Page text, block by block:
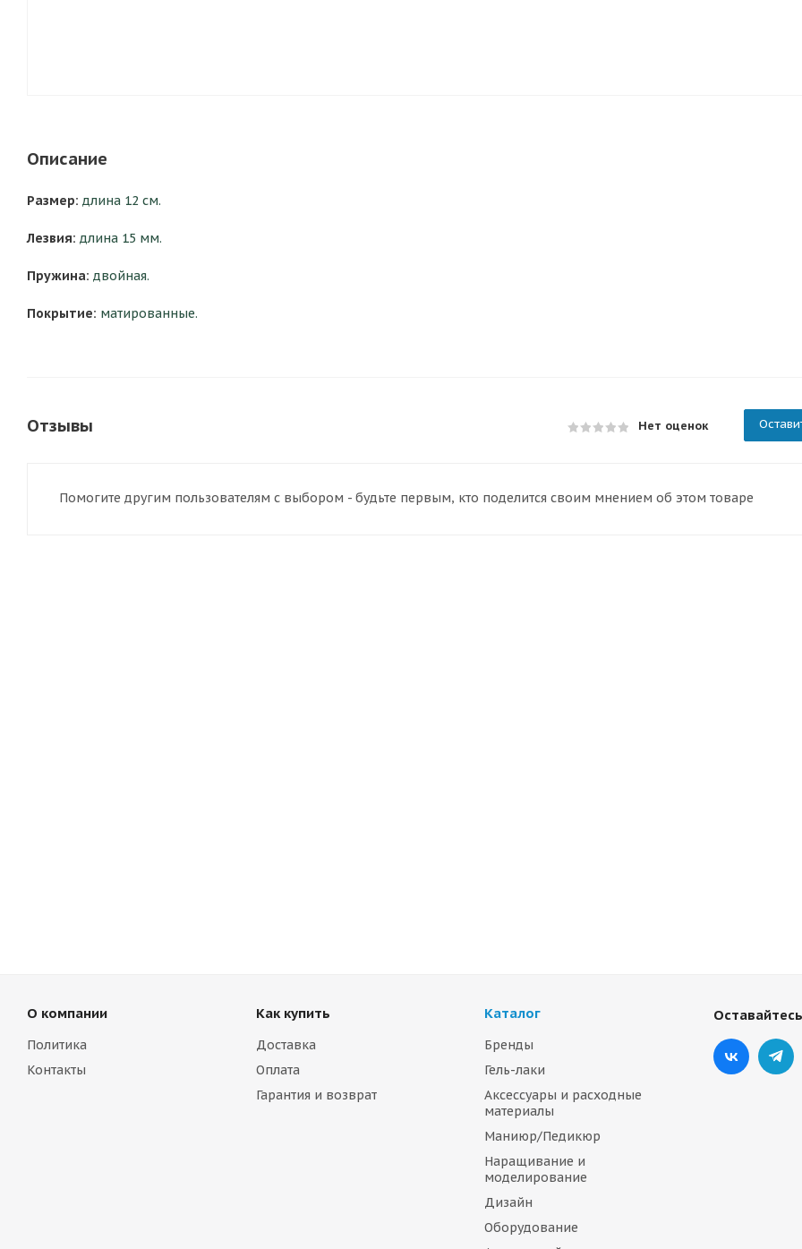
Описание
Размер: длина 12 см.
Лезвия: длина 15 мм.
Пружина: двойная.
Покрытие: матированные.
Отзывы Нет оценок
Помогите другим пользователям с выбором - будьте первым, кто поделится своим мнением об этом товаре
О компании
Политика
Контакты
Как купить
Доставка
Оплата
Гарантия и возврат
Каталог
Бренды
Гель-лаки
Аксессуары и расходные
материалы
Маниюр/Педикюр
Наращивание и
моделирование
Дизайн
Оборудование